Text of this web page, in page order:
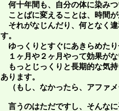
何十年間も、自分の体に染み
ことばに変えることは、時間
それがなじんだり、何となく
す。
ゆっくりとすぐにあきらめた
１ヶ月や２ヶ月やって効果が
もっとじっくりと長期的な気
あります。
（もし、なかったら、アファ
言うのはただですし、そんな